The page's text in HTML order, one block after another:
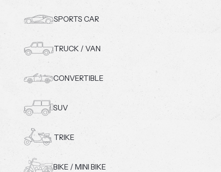
SPORTS CAR
TRUCK / VAN
CONVERTIBLE
SUV
TRIKE
BIKE / MINI BIKE